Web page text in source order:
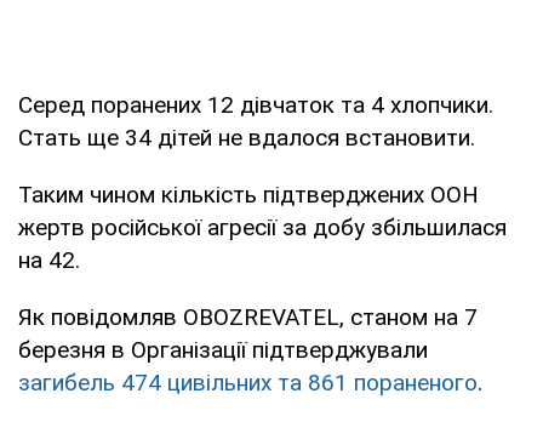
Серед поранених 12 дівчаток та 4 хлопчики.
Стать ще 34 дітей не вдалося встановити.
Таким чином кількість підтверджених ООН
жертв російської агресії за добу збільшилася
на 42.
Як повідомляв OBOZREVATEL, станом на 7
березня в Організації підтверджували
загибель 474 цивільних та 861 пораненого.